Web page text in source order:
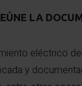
LA
eléctrico
y